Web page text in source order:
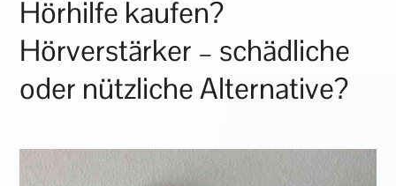
Hörhilfe kaufen?
Hörverstärker – schädliche
oder nützliche Alternative?